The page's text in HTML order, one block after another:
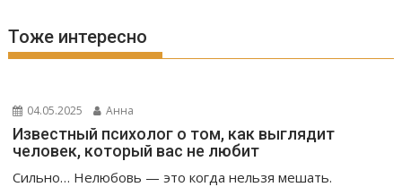
Тоже интересно
04.05.2025 Анна
Известный психолог о том, как выглядит
человек, который вас не любит
Сильно… Нелюбовь — это когда нельзя мешать.